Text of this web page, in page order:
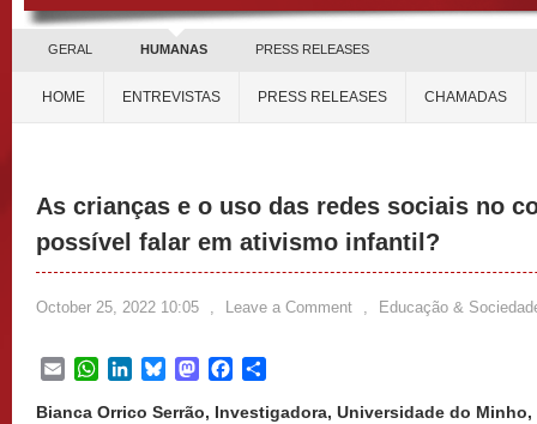
GERAL HUMANAS PRESS RELEASES
HOME ENTREVISTAS PRESS RELEASES CHAMADAS
As crianças e o uso das redes sociais no
possível falar em ativismo infantil?
October 25, 2022 10:05 , Leave a Comment , Educação &
EmailWhatsApp
LinkedInBlueskyMastodonFacebook
Bianca Orrico Serrão, Investigadora, Universidade do